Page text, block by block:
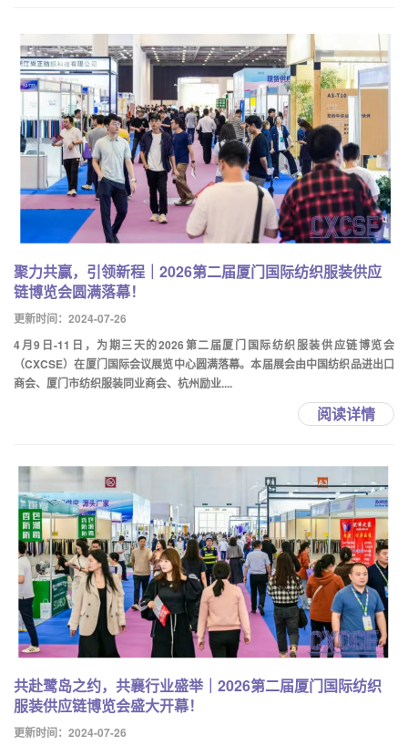
聚力共赢，引领新程｜2026第二届厦门国际纺织服装供应
链博览会圆满落幕！
更新时间：2024-07-26
4月9日-11日，为期三天的2026第二届厦门国际纺织服装供应链博览会
（CXCSE）在厦门国际会议展览中心圆满落幕。本届展会由中国纺织品进出口
商会、厦门市纺织服装同业商会、杭州励业....
阅读详情
共赴鹭岛之约，共襄行业盛举｜2026第二届厦门国际纺织
服装供应链博览会盛大开幕！
更新时间：2024-07-26